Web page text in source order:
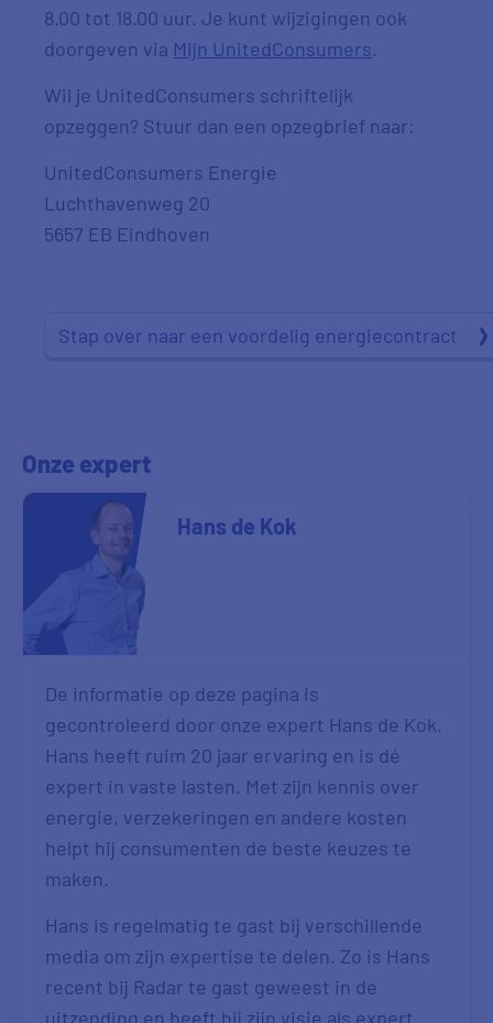
8.00 tot 18.00 uur. Je kunt wijzigingen ook
doorgeven via Mijn UnitedConsumers.
Wil je UnitedConsumers schriftelijk
opzeggen? Stuur dan een opzegbrief naar:
UnitedConsumers Energie
Luchthavenweg 20
5657 EB Eindhoven
Stap over naar een voordelig energiecontract
Onze expert
Hans de Kok
De informatie op deze pagina is
gecontroleerd door onze expert Hans de Kok.
Hans heeft ruim 20 jaar ervaring en is dé
expert in vaste lasten. Met zijn kennis over
energie, verzekeringen en andere kosten
helpt hij consumenten de beste keuzes te
maken.
Hans is regelmatig te gast bij verschillende
media om zijn expertise te delen. Zo is Hans
recent bij Radar te gast geweest in de
uitzending en heeft hij zijn visie als expert